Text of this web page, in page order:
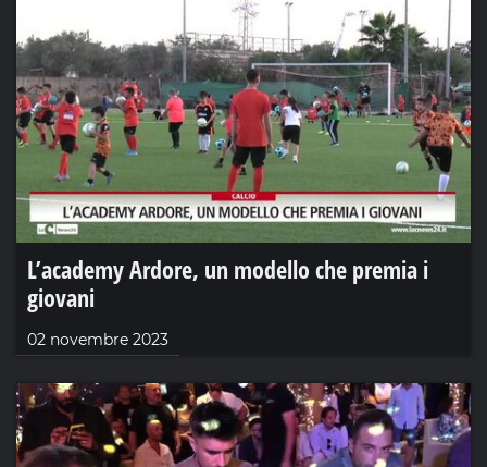
L’academy Ardore, un modello che premia i
giovani
02 novembre 2023